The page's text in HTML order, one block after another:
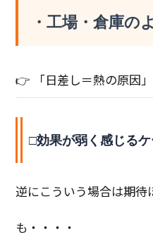
・工場・倉庫の
👉 「日差し＝熱の原因
□効果が弱く感じる
逆にこういう場合は期待
も・・・・